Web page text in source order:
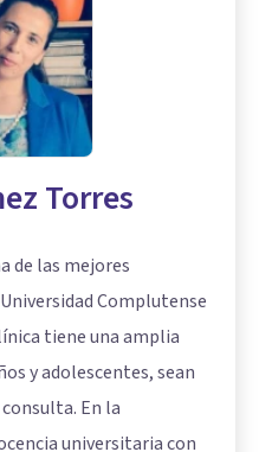
Torres
de las mejores
Complutense
tiene una amplia
y adolescentes, sean
En la
universitaria con